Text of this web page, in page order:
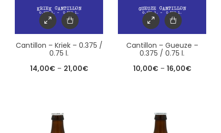
Cantillon – Kriek – 0.375 /
0.75 l.
14,00€– 21,00€
Cantillon – Gueuze –
0.375 / 0.75 l.
10,00€– 16,00€